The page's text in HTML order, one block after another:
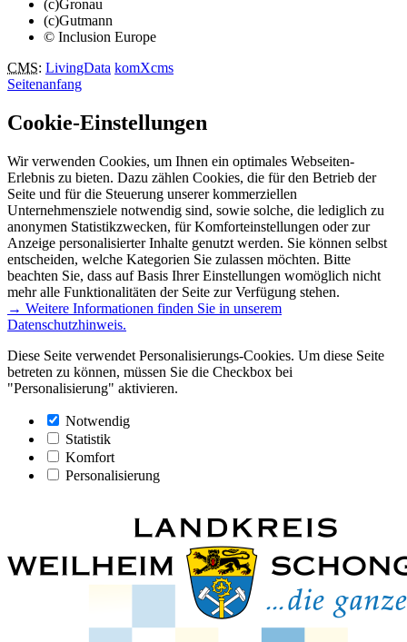
(c)Gronau
(c)Gutmann
© Inclusion Europe
CMS: LivingData komXcms
Seitenanfang
Cookie-Einstellungen
Wir verwenden Cookies, um Ihnen ein optimales Webseiten-
Erlebnis zu bieten. Dazu zählen Cookies, die für den Betrieb der
Seite und für die Steuerung unserer kommerziellen
Unternehmensziele notwendig sind, sowie solche, die lediglich zu
anonymen Statistikzwecken, für Komforteinstellungen oder zur
Anzeige personalisierter Inhalte genutzt werden. Sie können selbst
entscheiden, welche Kategorien Sie zulassen möchten. Bitte
beachten Sie, dass auf Basis Ihrer Einstellungen womöglich nicht
mehr alle Funktionalitäten der Seite zur Verfügung stehen.
→ Weitere Informationen finden Sie in unserem
Datenschutzhinweis.
Diese Seite verwendet Personalisierungs-Cookies. Um diese Seite
betreten zu können, müssen Sie die Checkbox bei
"Personalisierung" aktivieren.
Notwendig
Statistik
Komfort
Personalisierung